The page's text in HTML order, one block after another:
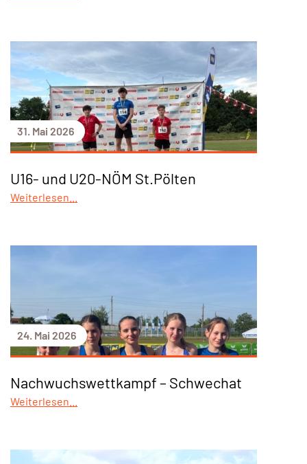
31. Mai 2026
U16- und U20-NÖM St.Pölten
Weiterlesen...
24. Mai 2026
Nachwuchswettkampf – Schwechat
Weiterlesen...